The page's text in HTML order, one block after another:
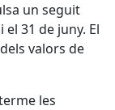
un seguit
31 de juny. El
valors de
les